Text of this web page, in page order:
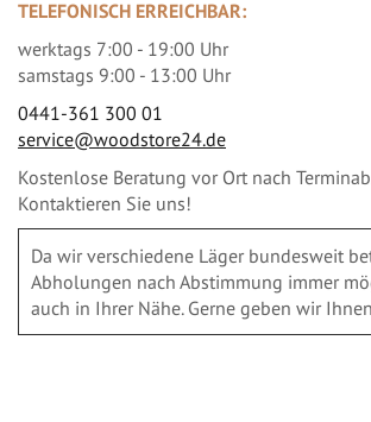
TELEFONISCH ERREICHBAR:
werktags 7:00 - 19:00 Uhr
samstags 9:00 - 13:00 Uhr
0441-361 300 01
service@woodstore24.de
Kostenlose Beratung vor Ort nach
Kontaktieren Sie uns!
Da wir verschiedene Läger bundesweit
Abholungen nach Abstimmung immer
auch in Ihrer Nähe. Gerne geben wir